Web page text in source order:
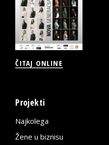
ČITAJ ONLINE
Projekti
Najkolega
Žene u biznisu